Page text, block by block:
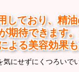
しており、精
期待できます
る美容効果も
にせずにくつろいで